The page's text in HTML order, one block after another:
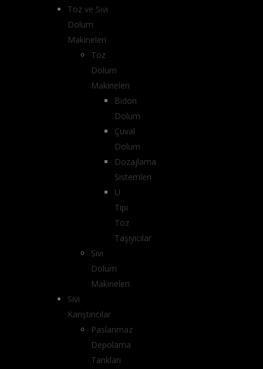
Toz ve Sıvı
Dolum
Makineleri
Toz
Dolum
Makineleri
Bidon
Dolum
Çuval
Dolum
Dozajlama
Sistemleri
U
Tipi
Toz
Taşıyıcılar
Sıvı
Dolum
Makineleri
Sıvı
Karıştırıcılar
Paslanmaz
Depolama
Tankları